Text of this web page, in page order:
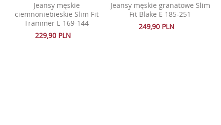
Jeansy męskie
ciemnoniebieskie Slim Fit
Trammer E 169-144
229,90 PLN
Jeansy męskie granatowe Slim
Fit Blake E 185-251
249,90 PLN